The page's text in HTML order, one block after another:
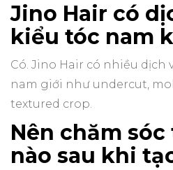
Jino Hair có
kiểu tóc nam
Có. Jino Hair có nhiều dịch
nam giới như undercut,
textured crop.
Nên chăm
nào sau khi